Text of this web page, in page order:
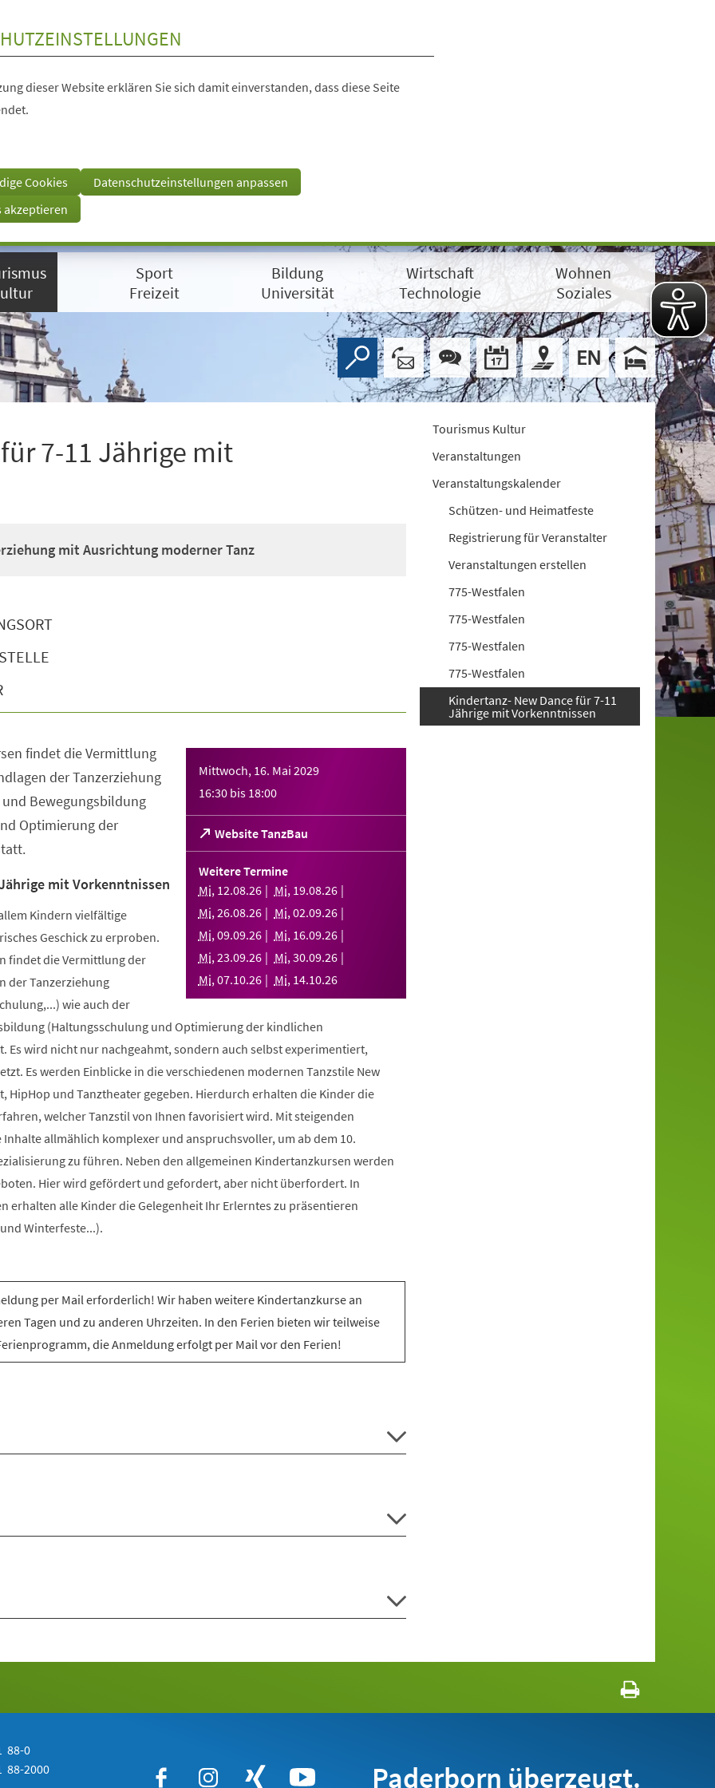
dieser Website erklären Sie sich damit einverstanden, dass diese Seite
Cookies
Datenschutzeinstellungen anpassen
akzeptieren
Sport
Freizeit
Bildung
Universität
Wirtschaft
Technologie
Wohnen
Soziales
7-11 Jährige mit
mit Ausrichtung moderner Tanz
Mittwoch, 16. Mai 2029
16:30 bis 18:00
Website TanzBau
(Öffnet
in
einem
neuen
Tab)
Weitere Termine
Mi, 12.08.26 Mi, 19.08.26
Mi,26.08.26 Mi,02.09.26
Mi,09.09.26 Mi, 16.09.26
Mi,23.09.26 Mi,30.09.26
Mi,07.10.26 Mi, 14.10.26
findet die Vermittlung
der Tanzerziehung
Bewegungsbildung
Optimierung der
mit Vorkenntnissen
Kindern vielfältige
Geschick zu erproben.
findet die Vermittlung der
der Tanzerziehung
wie auch der
(Haltungsschulung und Optimierung der kindlichen
Es wird nicht nur nachgeahmt, sondern auch selbst experimentiert,
Es werden Einblicke in die verschiedenen modernen Tanzstile New
HipHop und Tanztheater gegeben. Hierdurch erhalten die Kinder die
welcher Tanzstil von Ihnen favorisiert wird. Mit steigenden
allmählich komplexer und anspruchsvoller, um ab dem 10.
zu führen. Neben den allgemeinen Kindertanzkursen werden
Hier wird gefördert und gefordert, aber nicht überfordert. In
erhalten alle Kinder die Gelegenheit Ihr Erlerntes zu präsentieren
Winterfeste...).
per Mail erforderlich! Wir haben weitere Kindertanzkurse an
Tagen und zu anderen Uhrzeiten. In den Ferien bieten wir teilweise
die Anmeldung erfolgt per Mail vor den Ferien!
Tourismus Kultur
Veranstaltungen
Veranstaltungskalender
Schützen- und Heimatfeste
Registrierung für Veranstalter
Veranstaltungen erstellen
775-Westfalen
775-Westfalen
775-Westfalen
775-Westfalen
Kindertanz- New Dance für 7-11
Jährige mit Vorkenntnissen
88-0
88-2000 Paderborn überzeugt.